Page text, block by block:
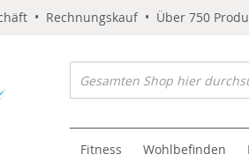
• Rechnungskauf • Über 750
Fitness Wohlbefinden